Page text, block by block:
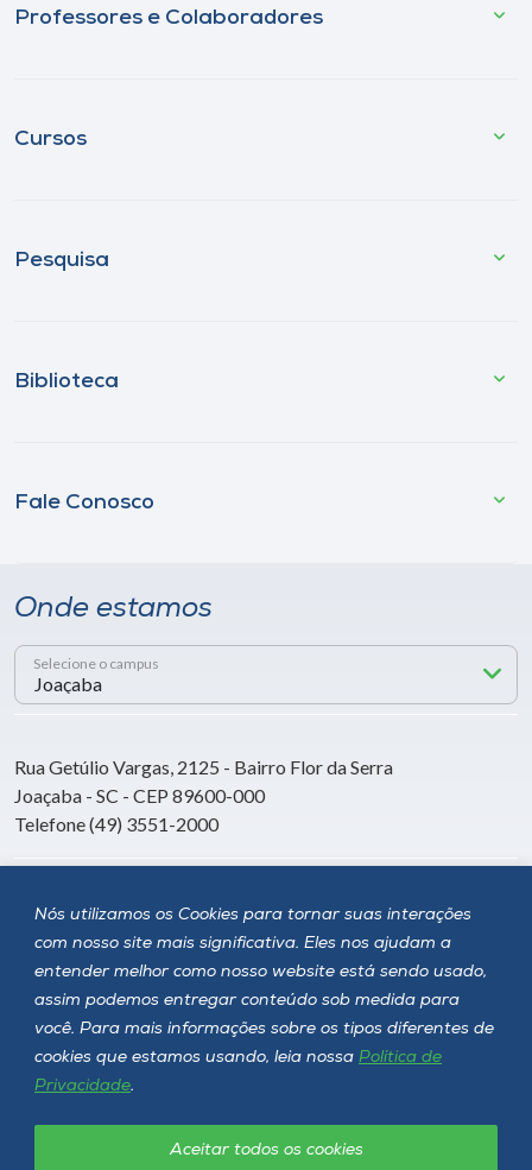
Nós utilizamos os Cookies para tornar suas interações
com nosso site mais significativa. Eles nos ajudam a
entender melhor como nosso website está sendo usado,
assim podemos entregar conteúdo sob medida para
você. Para mais informações sobre os tipos diferentes de
cookies que estamos usando, leia nossa Política de
Privacidade.
Aceitar todos os cookies
Professores e Colaboradores
Cursos
Pesquisa
Biblioteca
Fale Conosco
Onde estamos
Selecione o campus
Rua Getúlio Vargas, 2125 - Bairro Flor da Serra
Joaçaba - SC - CEP 89600-000
Telefone (49) 3551-2000
Siga a Unoesc